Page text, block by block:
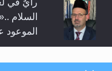
الموعود